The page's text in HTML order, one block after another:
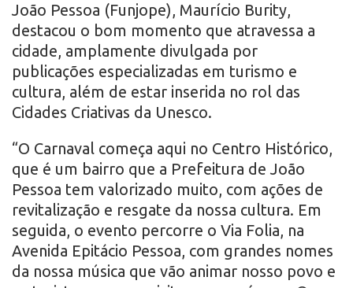
João Pessoa (Funjope), Maurício Burity,
destacou o bom momento que atravessa a
cidade, amplamente divulgada por
publicações especializadas em turismo e
cultura, além de estar inserida no rol das
Cidades Criativas da Unesco.
“O Carnaval começa aqui no Centro Histórico,
que é um bairro que a Prefeitura de João
Pessoa tem valorizado muito, com ações de
revitalização e resgate da nossa cultura. Em
seguida, o evento percorre o Via Folia, na
Avenida Epitácio Pessoa, com grandes nomes
da nossa música que vão animar nosso povo e